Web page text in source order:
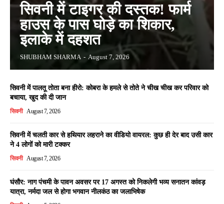
सिवनी में टाइगर की दस्तक! फार्म
हाउस के पास घोड़े का शिकार,
इलाके में दहशत
SHUBHAM SHARMA - August 7, 2026
सिवनी में पालतू तोता बना हीरो: कोबरा के हमले से तोते ने चीख चीख कर परिवार को
बचाया, खुद की दी जान
सिवनी August 7, 2026
सिवनी में चलती कार से हथियार लहराने का वीडियो वायरल: कुछ ही देर बाद उसी कार
ने 4 लोगों को मारी टक्कर
सिवनी August 7, 2026
घंसौर: नाग पंचमी के पावन अवसर पर 17 अगस्त को निकलेगी भव्य सनातन कांवड़
यात्रा, नर्मदा जल से होगा भगवान नीलकंठ का जलाभिषेक